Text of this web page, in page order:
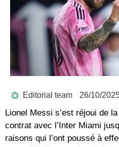
Editorial team 26/10/
Lionel Messi s’est réjoui de
contrat avec l’Inter Miami
raisons qui l’ont poussé à